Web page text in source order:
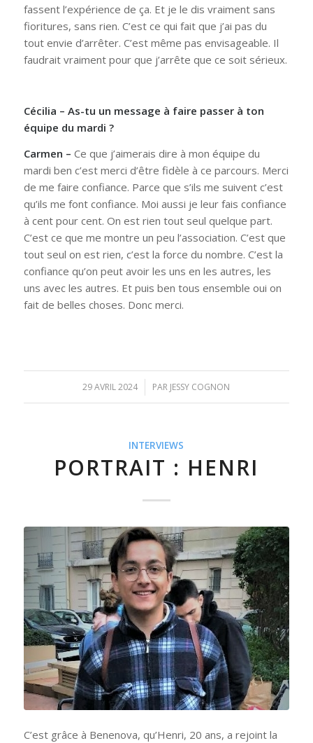
fassent l’expérience de ça. Et je le dis vraiment sans
fioritures, sans rien. C’est ce qui fait que j’ai pas du
tout envie d’arrêter. C’est même pas envisageable. Il
faudrait vraiment pour que j’arrête que ce soit sérieux.
Cécilia – As-tu un message à faire passer à ton
équipe du mardi ?
Carmen – Ce que j’aimerais dire à mon équipe du
mardi ben c’est merci d’être fidèle à ce parcours. Merci
de me faire confiance. Parce que s’ils me suivent c’est
qu’ils me font confiance. Moi aussi je leur fais confiance
à cent pour cent. On est rien tout seul quelque part.
C’est ce que me montre un peu l’association. C’est que
tout seul on est rien, c’est la force du nombre. C’est la
confiance qu’on peut avoir les uns en les autres, les
uns avec les autres. Et puis ben tous ensemble oui on
fait de belles choses. Donc merci.
29 AVRIL 2024
/ PAR JESSY COGNON
INTERVIEWS
PORTRAIT : HENRI
C’est grâce à Benenova, qu’Henri, 20 ans, a rejoint la